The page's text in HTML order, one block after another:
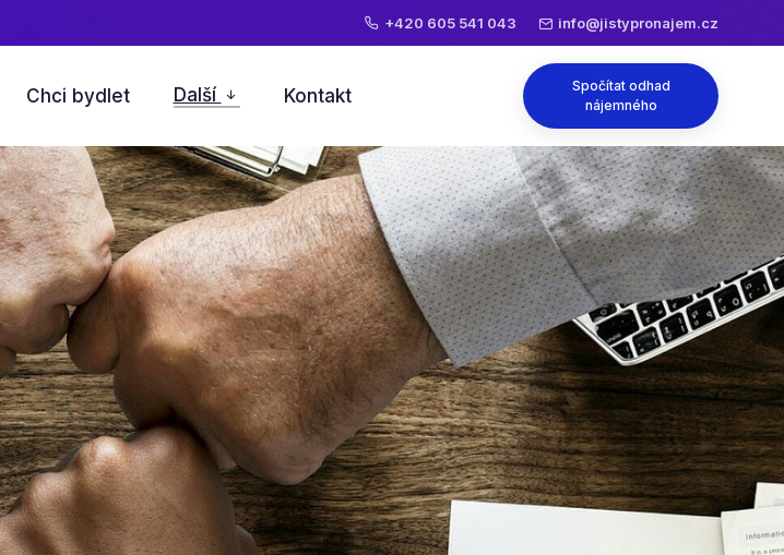
+420 605 541 043 info@jistypronajem.cz
Chci bydlet Další Kontakt
Spočítat odhad
nájemného